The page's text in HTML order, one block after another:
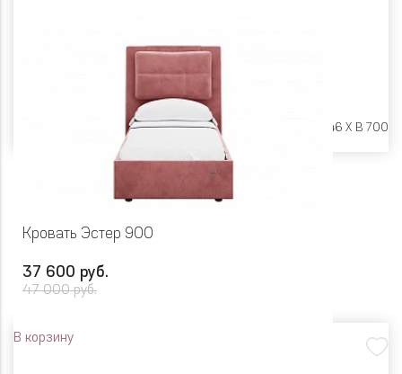
Ш 2042 X Г 946 X В 700
Кровать Эстер 900
37 600 руб.
47 000 руб.
В корзину